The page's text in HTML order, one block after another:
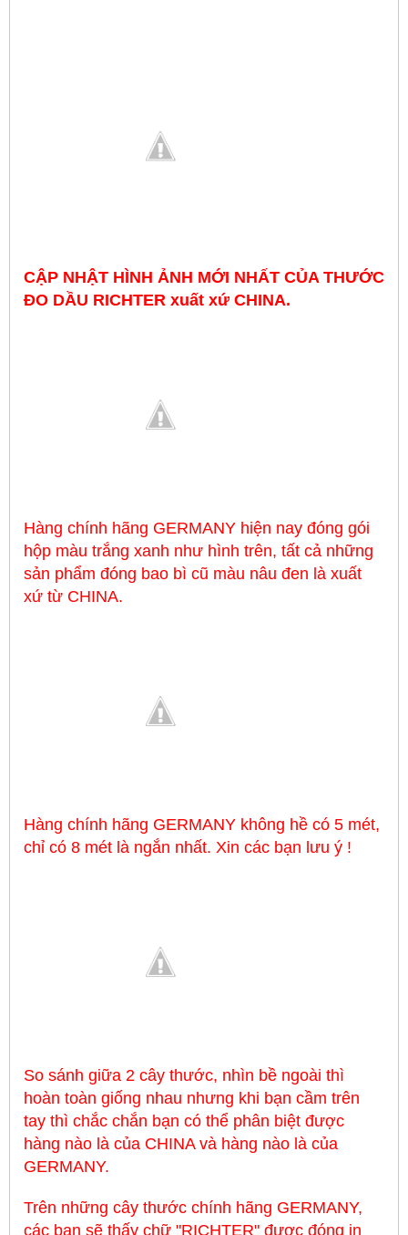
CẬP NHẬT HÌNH ẢNH MỚI NHẤT CỦA THƯỚC
ĐO DẦU RICHTER xuất xứ CHINA.
Hàng chính hãng GERMANY hiện nay đóng gói
hộp màu trắng xanh như hình trên, tất cả những
sản phẩm đóng bao bì cũ màu nâu đen là xuất
xứ từ CHINA.
Hàng chính hãng GERMANY không hề có 5 mét,
chỉ có 8 mét là ngắn nhất. Xin các bạn lưu ý !
So sánh giữa 2 cây thước, nhìn bề ngoài thì
hoàn toàn giống nhau nhưng khi bạn cầm trên
tay thì chắc chắn bạn có thể phân biệt được
hàng nào là của CHINA và hàng nào là của
GERMANY.
Trên những cây thước chính hãng GERMANY,
các bạn sẽ thấy chữ "RICHTER" được đóng in